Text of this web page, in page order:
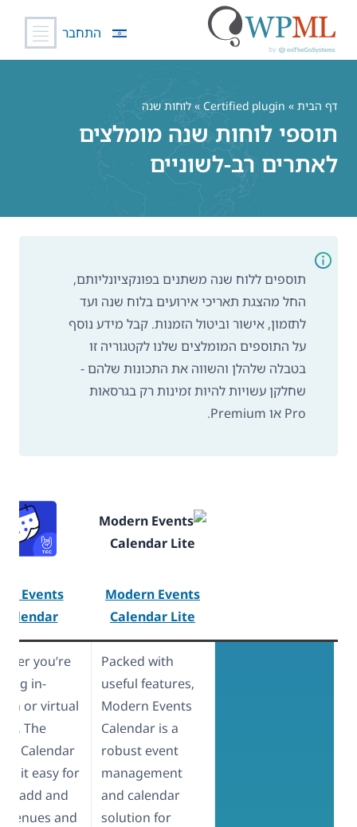
התחבר
דף הבית »
Certified plugin » לוחות שנה
תוספי לוחות שנה מומלצים
לאתרים רב-לשוניים
תוספים ללוח שנה משתנים בפונקציונליותם,
החל מהצגת תאריכי אירועים בלוח שנה ועד
לתזמון, אישור וביטול הזמנות. קבל מידע נוסף
על התוספים המומלצים שלנו לקטגוריה זו
בטבלה שלהלן והשווה את התכונות שלהם -
שחלקן עשויות להיות זמינות רק בגרסאות
Pro או Premium.
Modern Events
Calendar Lite
Events
Calendar
Packed with
useful features,
Modern Events
Calendar is a
robust event
management
and calendar
solution for
you’re
in-
or virtual
The
Calendar
it easy for
to add and
venues and